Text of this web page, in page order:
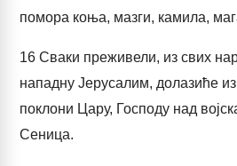
помора коња, мазги, камила,
16 Сваки преживели, из свих
нападну Јерусалим, долазиће
поклони Цару, Господу над
Сеница.